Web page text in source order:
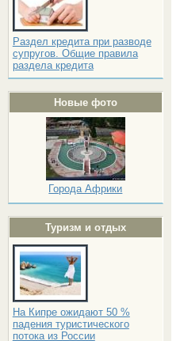
Раздел кредита при разводе
супругов. Общие правила
раздела кредита
Новые фото
Города Африки
Туризм и отдых
На Кипре ожидают 50 %
падения туристического
потока из России